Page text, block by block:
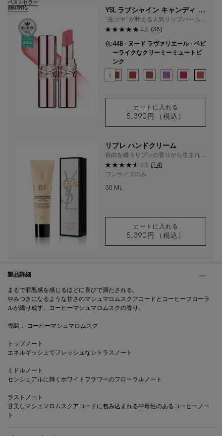
YSL ラブシャイン キャンディ グ
ロウ バーム
”生ツヤ”が叶える人気リップバームか
ら、スイートな新色登場
ベストセラー
刻印対応
4.8 (38)
色:44B - ヌード ラヴァリエール - ベビ
ーライクなクリーミーミュートピ
ンク
選択済み
0B - クリスタル グロウ - ピュアに煌めくクリスタルピンク のカ
選択済み
1B - ピンク サンライズ - シースルーピンクのトーンアップ
選択済み
3B - ローズウッド ブラッシュ - ミュートトーンのア
選択済み
商品バリエーションは在庫切れです, 5B - ヌ
カートに入れる
5,390円
（税込）
YSL ラブシャイン
リブレ ハンドクリーム
自由を纏うリブレの香りから生まれた
フレッシュでみずみずしいハンドクリ
ーム
4.5 (14)
ワンサイズのみ
30 ML
カートに入れる
5,390円
（税込）
リブレ ハンドクリ
製品詳細
まるで罪悪感を感じるほどに喜びで満たされる。
やみつきになるような甘さのマシュマロムスクアコードとコーヒーフローラ
ルが織り成す、コーヒーマシュマロムスクの香り。
香調： コーヒーマシュマロムスク
トップノート
エネルギッシュでフレッシュなシトラスノート
ミドルノート
センシュアルに輝くホワイトフラワーのフローラルノート
ラストノート
甘美なマシュマロムスクアコードに包み込まれる中毒性のあるコーヒーノー
ト